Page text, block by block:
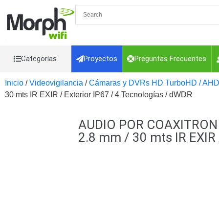
Categorías Proyectos Preguntas Frecuentes
Videovigilancia Videovigilancia
Accesorios Generales
InterconexiónControladores PTZ
CámarasIluminadores IR y de
VGA, DVI
Inicio /Videovigilancia /Cámaras y DVRs HD TurboHD /
30 mts IR EXIR / Exterior IP67 / 4 Tecnologías / dWDR
AUDIO POR
2.8 mm / 30 mts IR